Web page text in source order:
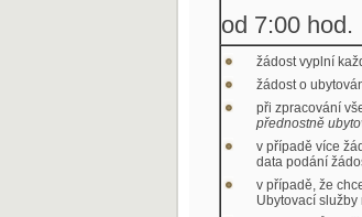
od 7:00 hod.
žádost vyplní
žádost o
při zpracování
přednostně
v případě více
data podání
v případě, že
Ubytovací